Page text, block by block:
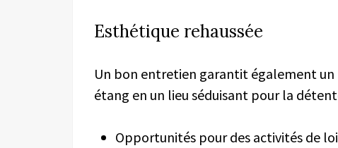
Esthétique rehaussée
Un bon entretien garantit également
étang en un lieu séduisant pour la
Opportunités pour des activités de